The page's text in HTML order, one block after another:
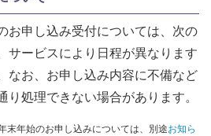
お申し込み受付については、次の
サービスにより日程が異なります
なお、お申し込み内容に不備など
り処理できない場合があります。
末年始のお申し込みについては、別途お知ら